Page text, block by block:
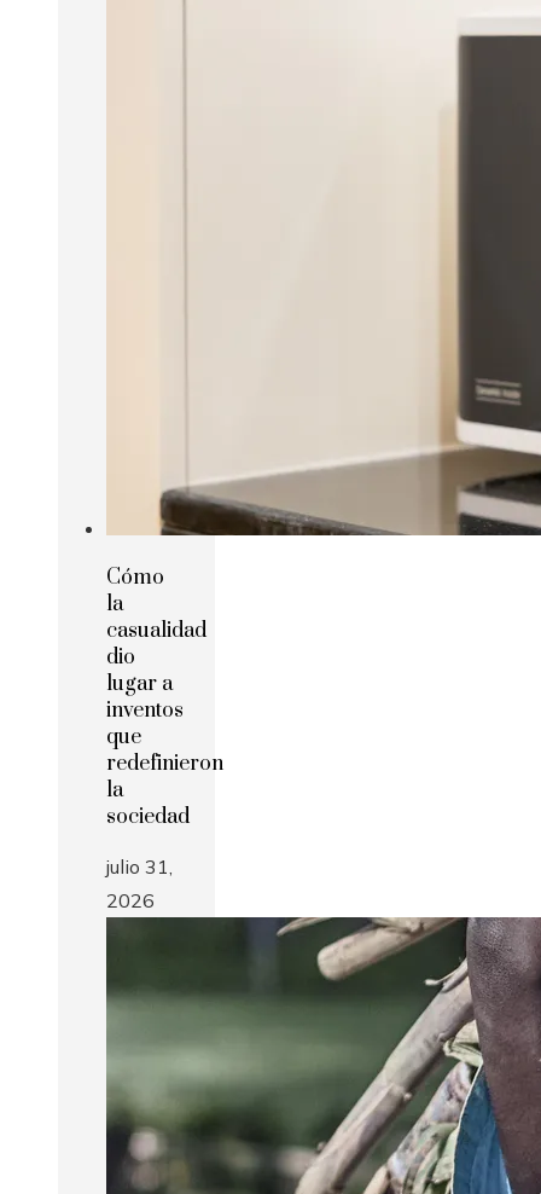
Cómo
la
casualidad
dio
lugar a
inventos
que
redefinieron
la
sociedad
julio 31,
2026